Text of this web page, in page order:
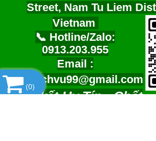
Street, Nam Tu Liem
Vietnam
📞 Hotline/Zalo:
0913.203.955
Email :
tramdichvu99@gmail.com
Cam kết Uy Tín - Chất
(0)